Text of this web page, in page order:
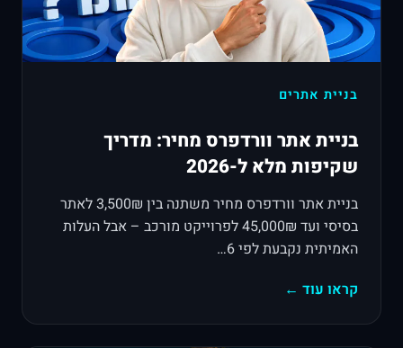
בניית אתרים
בניית אתר וורדפרס מחיר: מדריך
שקיפות מלא ל-2026
בניית אתר וורדפרס מחיר משתנה בין 3,500₪ לאתר
בסיסי ועד 45,000₪ לפרוייקט מורכב – אבל העלות
האמיתית נקבעת לפי 6…
קראו עוד ←